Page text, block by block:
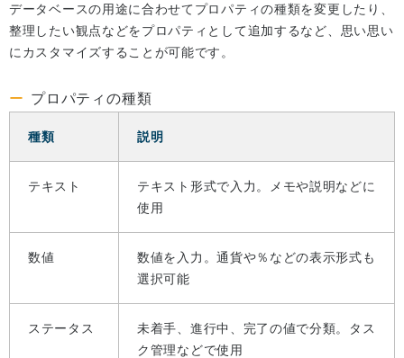
データベースの用途に合わせてプロパティの種類を変更したり、
整理したい観点などをプロパティとして追加するなど、思い思い
にカスタマイズすることが可能です。
プロパティの種類
種類 説明
テキスト
テキスト形式で入力。メモや説明などに
使用
数値
数値を入力。通貨や％などの表示形式も
選択可能
ステータス
未着手、進行中、完了の値で分類。タス
ク管理などで使用